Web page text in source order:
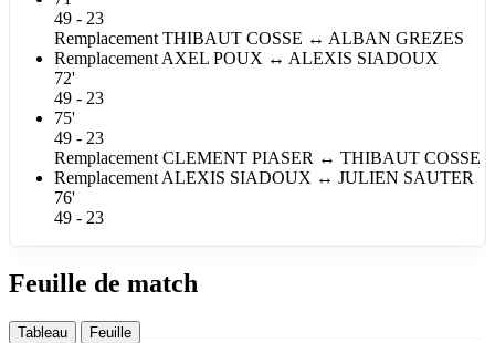
49 - 23
Remplacement THIBAUT COSSE ↔ ALBAN GREZES
Remplacement AXEL POUX ↔ ALEXIS SIADOUX
72'
49 - 23
75'
49 - 23
Remplacement CLEMENT PIASER ↔ THIBAUT COSSE
Remplacement ALEXIS SIADOUX ↔ JULIEN SAUTER
76'
49 - 23
Feuille de match
Tableau Feuille